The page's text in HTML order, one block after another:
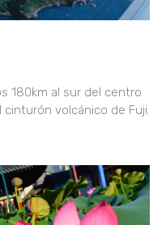
180km al sur del centro
cinturón volcánico de Fuji.